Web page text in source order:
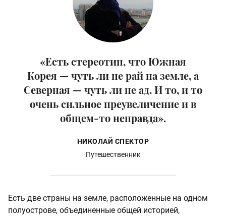
«Есть стереотип, что Южная
Корея — чуть ли не рай на земле, а
Северная — чуть ли не ад. И то, и то
очень сильное преувеличение и в
общем-то неправда».
НИКОЛАЙ СПЕКТОР
Путешественник
Есть две страны на земле, расположенные на одном
полуострове, объединенные общей историей,